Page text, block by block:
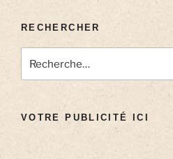
RECHERCHER
VOTRE PUBLICITÉ ICI